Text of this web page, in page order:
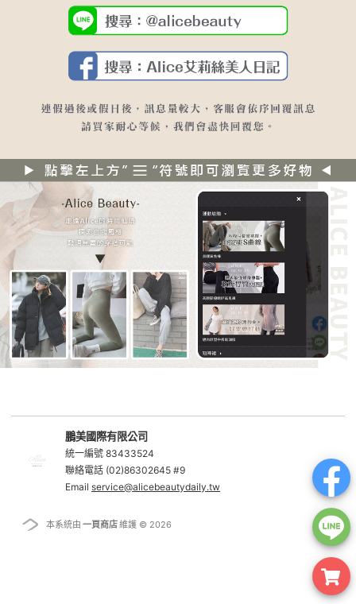
鵬美國際有限公司
統一編號 83433524
聯絡電話 (02)86302645 #9
Email service@alicebeautydaily.tw
本系統由 一頁商店維護 © 2026